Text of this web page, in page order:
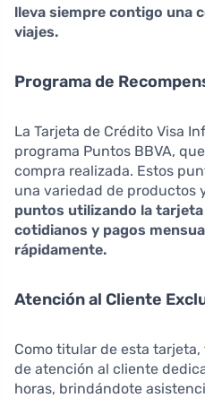
lleva siempre contigo una
viajes.
Programa de
La Tarjeta de Crédito Visa
programa Puntos BBVA,
compra realizada. Estos
una variedad de productos
puntos utilizando la
cotidianos y pagos
rápidamente.
Atención al Cliente
Como titular de esta
de atención al cliente
horas, brindándote